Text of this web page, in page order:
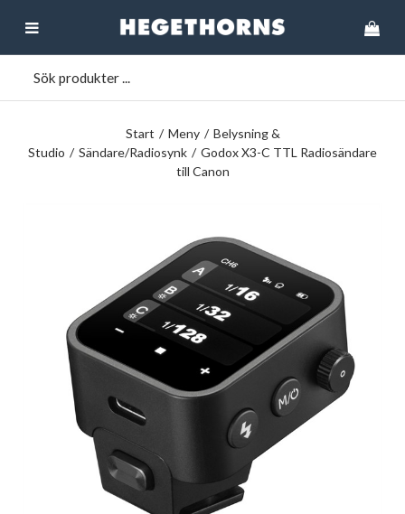
Start / Meny / Belysning &
Studio / Sändare/Radiosynk / Godox X3-C TTL Radiosändare
till Canon